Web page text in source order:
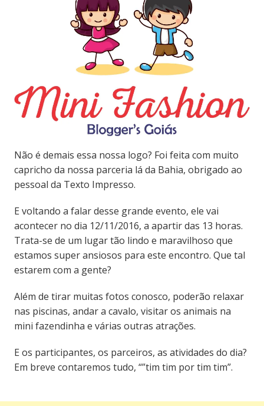
Não é demais essa nossa logo? Foi feita com muito
capricho da nossa parceria lá da Bahia, obrigado ao
pessoal da Texto Impresso.
E voltando a falar desse grande evento, ele vai
acontecer no dia 12/11/2016, a apartir das 13 horas.
Trata-se de um lugar tão lindo e maravilhoso que
estamos super ansiosos para este encontro. Que tal
estarem com a gente?
Além de tirar muitas fotos conosco, poderão relaxar
nas piscinas, andar a cavalo, visitar os animais na
mini fazendinha e várias outras atrações.
E os participantes, os parceiros, as atividades do dia?
Em breve contaremos tudo, “”tim tim por tim tim”.